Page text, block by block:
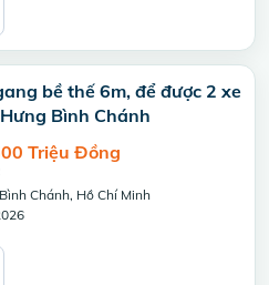
bề thế 6m, để được 2 xe
Bình Chánh
Triệu Đồng
Chánh, Hồ Chí Minh